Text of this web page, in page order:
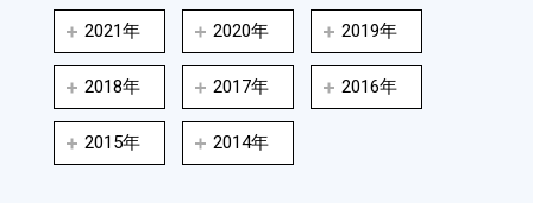
2021年 2020年 2019年
2018年 2017年 2016年
2015年 2014年